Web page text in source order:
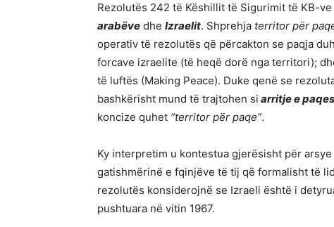
Rezolutës 242 të Këshillit të Sigurimit të KB-
arabëve dhe Izraelit. Shprehja territor për
operativ të rezolutës që përcakton se paqja
forcave izraelite (të heqë dorë nga territori);
të luftës (Making Peace). Duke qenë se
bashkërisht mund të trajtohen si arritje e
koncize quhet “territor për paqe”.
Ky interpretim u kontestua gjerësisht për
gatishmërinë e fqinjëve të tij që formalisht të
rezolutës konsiderojnë se Izraeli është i
pushtuara në vitin 1967.